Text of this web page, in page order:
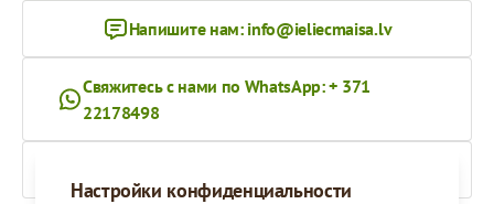
Настройки конфиденциальности
Напишите нам: info@ieliecmaisa.lv
Свяжитесь с нами по WhatsApp: + 371
22178498